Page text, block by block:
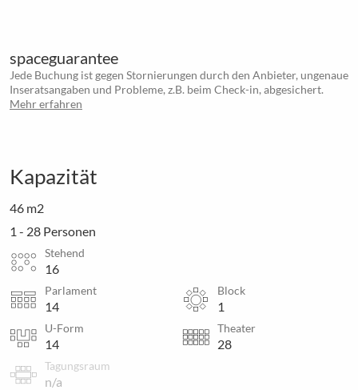
spaceguarantee
Jede Buchung ist gegen Stornierungen durch den Anbieter, ungenaue
Inseratsangaben und Probleme, z.B. beim Check-in, abgesichert.
Mehr erfahren
Kapazität
46 m2
1 - 28 Personen
Stehend
16
Parlament
14
Block
1
U-Form
14
Theater
28
Tagungsraum
n/a